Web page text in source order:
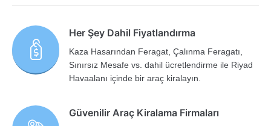
Her Şey Dahil Fiyatlandırma
Kaza Hasarından Feragat, Çalınma Feragatı,
Sınırsız Mesafe vs. dahil ücretlendirme ile Riyad
Havaalanı içinde bir araç kiralayın.
Güvenilir Araç Kiralama Firmaları